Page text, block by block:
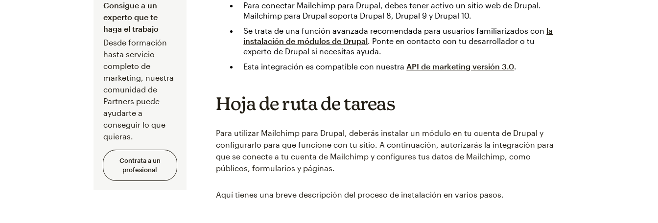
Consigue a un
experto que te
haga el trabajo
Desde formación
hasta servicio
completo de
marketing, nuestra
comunidad de
Partners puede
ayudarte a
conseguir lo que
quieras.
Contrata a un
profesional
Para conectar Mailchimp para Drupal, debes tener activo un sitio web de Drupal.
Mailchimp para Drupal soporta Drupal 8, Drupal 9 y Drupal 10.
Se trata de una función avanzada recomendada para usuarios familiarizados con la
instalación de módulos de Drupal. Ponte en contacto con tu desarrollador o tu
experto de Drupal si necesitas ayuda.
Esta integración es compatible con nuestra API de marketing versión 3.0.
Hoja de ruta de tareas
Para utilizar Mailchimp para Drupal, deberás instalar un módulo en tu cuenta de Drupal y
configurarlo para que funcione con tu sitio. A continuación, autorizarás la integración para
que se conecte a tu cuenta de Mailchimp y configures tus datos de Mailchimp, como
públicos, formularios y páginas.
Aquí tienes una breve descripción del proceso de instalación en varios pasos.